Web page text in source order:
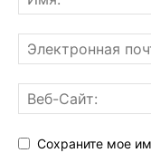
Сохраните мое